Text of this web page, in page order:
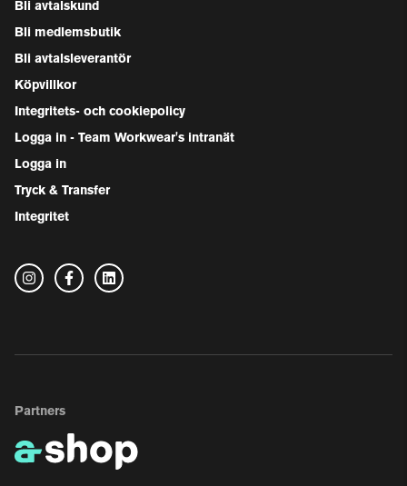
Bli avtalskund
Bli medlemsbutik
Bli avtalsleverantör
Köpvillkor
Integritets- och cookiepolicy
Logga in - Team Workwear's intranät
Logga in
Tryck & Transfer
Integritet
Partners